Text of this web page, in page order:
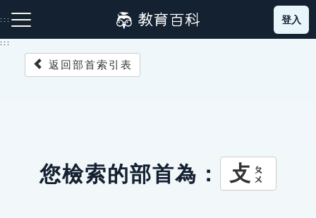
到
主
::: 登入
:::
返回部首索引表
您檢索的部首為： 攴 ㄆㄨ